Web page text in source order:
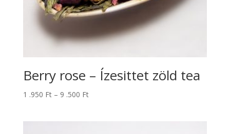
Berry rose – Ízesittet zöld tea
1 .950 Ft – 9 .500 FtÁrtartomány: